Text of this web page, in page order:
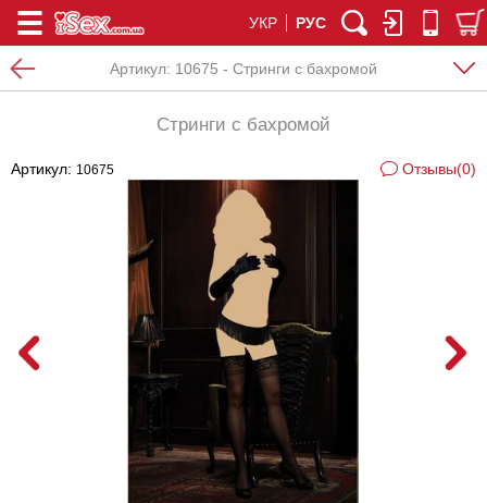
УКР РУС
Артикул: 10675 - Стринги с бахромой
Стринги с бахромой
Артикул: 10675 Отзывы(0)